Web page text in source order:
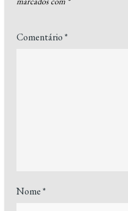
Comentário*
Nome*